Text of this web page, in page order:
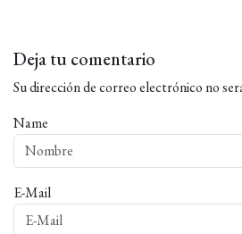
Deja tu comentario
Su dirección de correo electrónico no
Name
E-Mail